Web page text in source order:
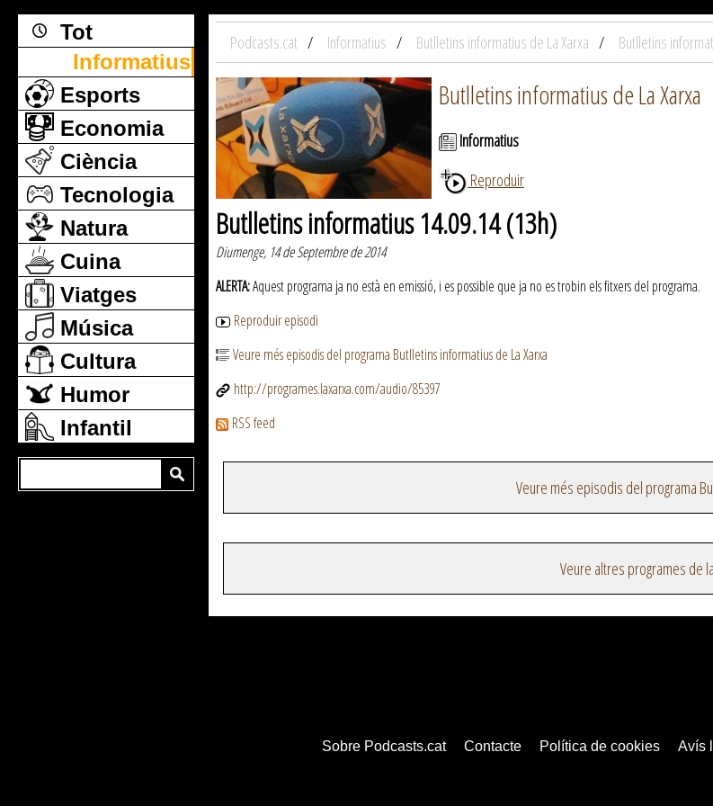
Tot
Informatius
Esports
Economia
Ciència
Tecnologia
Natura
Cuina
Viatges
Música
Cultura
Humor
Infantil
Podcasts.cat Informatius Butlletins informatius de La Xarxa Butlletins
Butlletins informatius de La Xarxa
Informatius
Reproduir
Butlletins informatius 14.09.14 (13h)
Diumenge, 14 de Septembre de 2014
ALERTA:Aquest programa ja no està en emissió, i es possible que ja no es trobin els fitxers del programa.
Reproduir episodi
Veure més episodis del programa Butlletins informatius de La Xarxa
http://programes.laxarxa.com/audio/85397
RSS feed
Veure més episodis del programa
Veure altres programes de
Sobre Podcasts.cat Contacte Política de cookies Avís